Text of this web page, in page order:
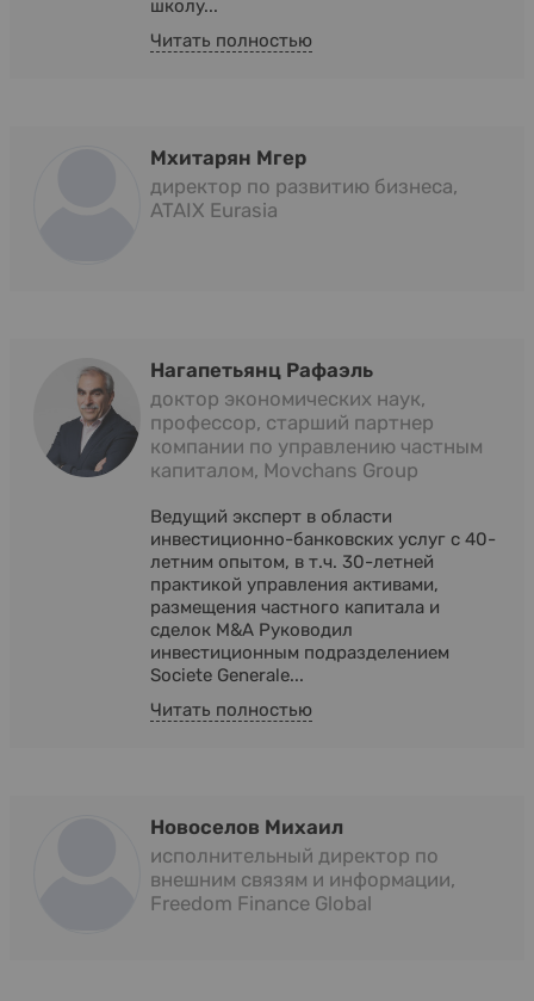
школу...
Читать полностью
Мхитарян Мгер
директор по развитию бизнеса,
ATAIX Eurasia
Нагапетьянц Рафаэль
доктор экономических наук,
профессор, старший партнер
компании по управлению частным
капиталом, Movchans Group
Ведущий эксперт в области
инвестиционно-банковских услуг с 40-
летним опытом, в т.ч. 30-летней
практикой управления активами,
размещения частного капитала и
сделок M&А Руководил
инвестиционным подразделением
Societe Generale...
Читать полностью
Новоселов Михаил
исполнительный директор по
внешним связям и информации,
Freedom Finance Global